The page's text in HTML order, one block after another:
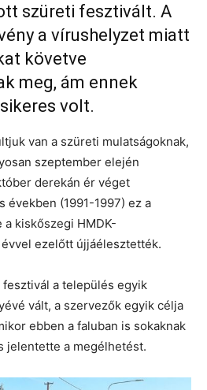
szüreti fesztivált. A
a vírushelyzet miatt
követve
meg, ám ennek
volt.
van a szüreti mulatságoknak,
szeptember elején
derekán ér véget
években (1991-1997) ez a
kiskőszegi HMDK-
ezelőtt újjáélesztették.
a település egyik
vált, a szervezők egyik célja
ebben a faluban is sokaknak
jelentette a megélhetést.